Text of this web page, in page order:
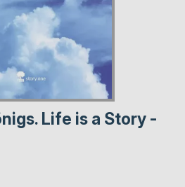
Life is a Story -